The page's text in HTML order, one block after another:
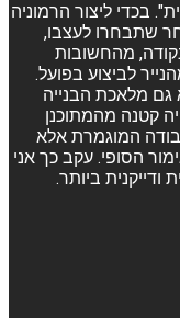
בכדי ליצור הרמוניה
שתבחרו לעצבו,
נקודה, מהחשובות
לביצוע בפועל.
גם מלאכת הבנייה
קטנה מהמתוכנן
המוגמרת אלא
הסופי. עקב כך אני
ביותר.